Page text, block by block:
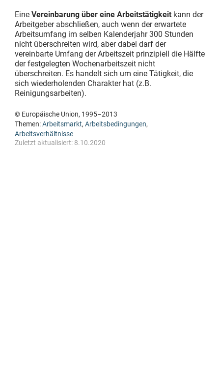
Eine Vereinbarung über eine Arbeitstätigkeit kann der
Arbeitgeber abschließen, auch wenn der erwartete
Arbeitsumfang im selben Kalenderjahr 300 Stunden
nicht überschreiten wird, aber dabei darf der
vereinbarte Umfang der Arbeitszeit prinzipiell die Hälfte
der festgelegten Wochenarbeitszeit nicht
überschreiten. Es handelt sich um eine Tätigkeit, die
sich wiederholenden Charakter hat (z.B.
Reinigungsarbeiten).
© Europäische Union, 1995–2013
Themen:Arbeitsmarkt, Arbeitsbedingungen,
Arbeitsverhältnisse
Zuletzt aktualisiert: 8.10.2020